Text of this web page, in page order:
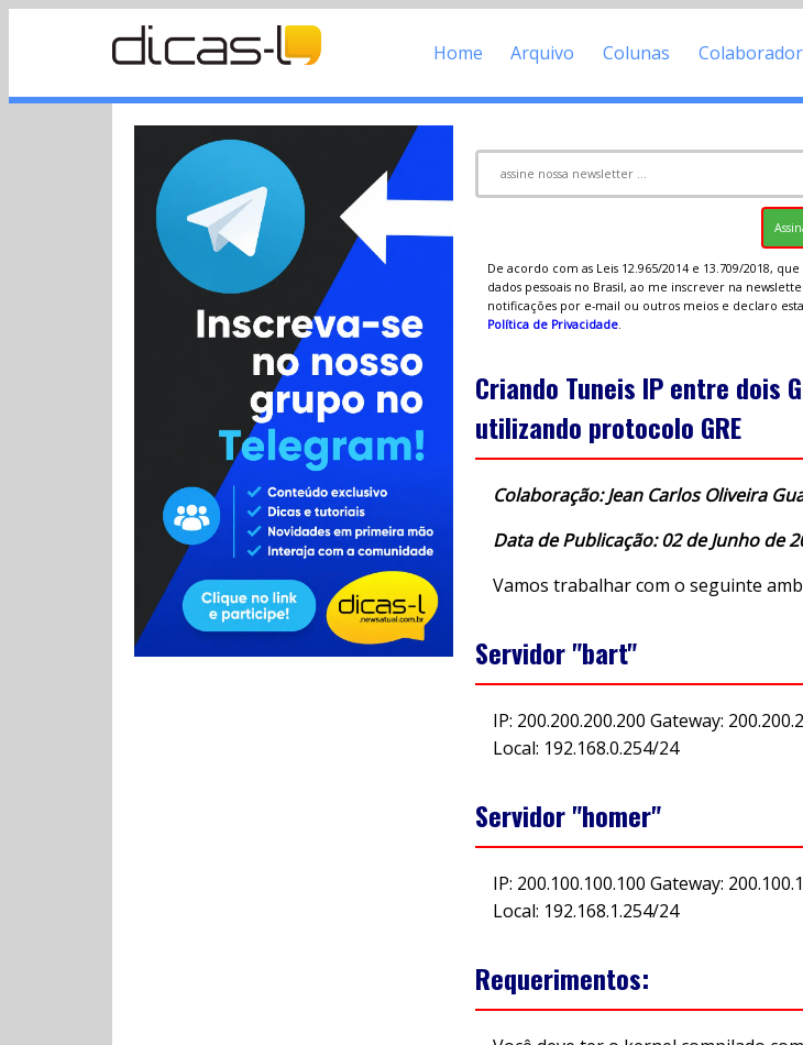
Home Arquivo Colunas
De acordo com as Leis 12.965/2014 e 13.709/2018,
dados pessoais no Brasil, ao me inscrever na
notificações por e-mail ou outros meios e declaro
Política de Privacidade.
Criando Tuneis IP entre dois
utilizando protocolo GRE
Colaboração: Jean Carlos Oliveira
Data de Publicação: 02 de Junho de
Vamos trabalhar com o seguinte
Servidor "bart"
IP: 200.200.200.200 Gateway:
Local: 192.168.0.254/24
Servidor "homer"
IP: 200.100.100.100 Gateway:
Local: 192.168.1.254/24
Requerimentos: